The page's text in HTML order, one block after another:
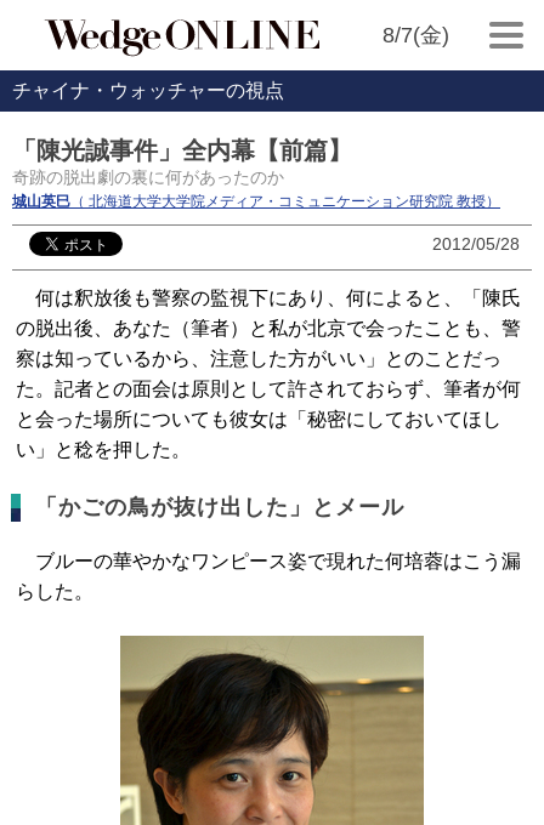
8/7(金)
チャイナ・ウォッチャーの視点
「陳光誠事件」全内幕【前篇】
奇跡の脱出劇の裏に何があったのか
城山英巳 （ 北海道大学大学院メディア・コミュニケーション研究院 教授）
2012/05/28
何は釈放後も警察の監視下にあり、何によると、「陳氏
の脱出後、あなた（筆者）と私が北京で会ったことも、警
察は知っているから、注意した方がいい」とのことだっ
た。記者との面会は原則として許されておらず、筆者が何
と会った場所についても彼女は「秘密にしておいてほし
い」と稔を押した。
「かごの鳥が抜け出した」とメール
ブルーの華やかなワンピース姿で現れた何培蓉はこう漏
らした。